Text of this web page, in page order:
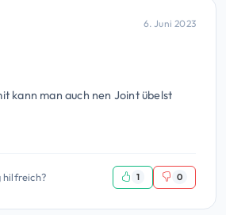
6. Juni 2023
kann man auch nen Joint übelst
hilfreich? 1 0